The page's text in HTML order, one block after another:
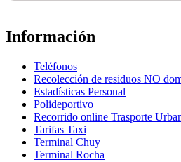
Información
Teléfonos
Recolección de residuos NO
Estadísticas Personal
Polideportivo
Recorrido online Trasporte
Tarifas Taxi
Terminal Chuy
Terminal Rocha